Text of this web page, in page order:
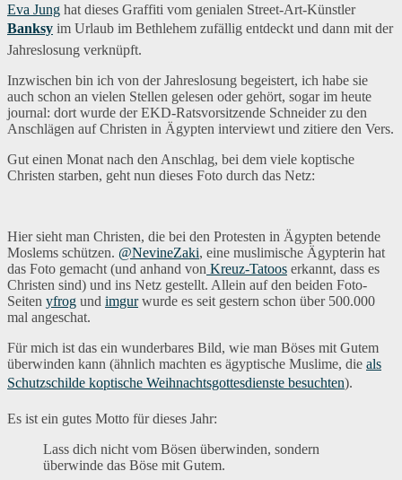
Eva Jung hat dieses Graffiti vom genialen Street-Art-Künstler
Banksy im Urlaub im Bethlehem zufällig entdeckt und dann mit der
Jahreslosung verknüpft.
Inzwischen bin ich von der Jahreslosung begeistert, ich habe sie
auch schon an vielen Stellen gelesen oder gehört, sogar im heute
journal: dort wurde der EKD-Ratsvorsitzende Schneider zu den
Anschlägen auf Christen in Ägypten interviewt und zitiere den Vers.
Gut einen Monat nach den Anschlag, bei dem viele koptische
Christen starben, geht nun dieses Foto durch das Netz:
Hier sieht man Christen, die bei den Protesten in Ägypten betende
Moslems schützen. @NevineZaki, eine muslimische Ägypterin hat
das Foto gemacht (und anhand von Kreuz-Tatoos erkannt, dass es
Christen sind) und ins Netz gestellt. Allein auf den beiden Foto-
Seiten yfrog und imgurwurde es seit gestern schon über 500.000
mal angeschat.
Für mich ist das ein wunderbares Bild, wie man Böses mit Gutem
überwinden kann (ähnlich machten es ägyptische Muslime, die als
Schutzschilde koptische Weihnachtsgottesdienste besuchten).
Es ist ein gutes Motto für dieses Jahr:
Lass dich nicht vom Bösen überwinden, sondern
überwinde das Böse mit Gutem.